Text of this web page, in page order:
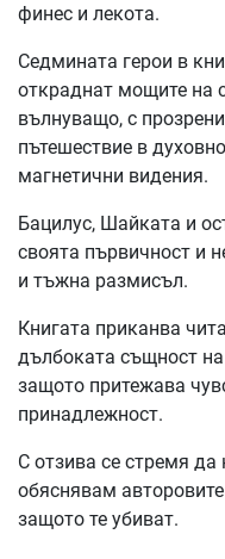
финес и лекота.
Седмината герои в
откраднат мощите на
вълнуващо, с
пътешествие в
магнетични видения.
Бацилус, Шайката и
своята първичност и
и тъжна размисъл.
Книгата приканва
дълбоката същност
защото притежава
принадлежност.
С отзива се стремя
обяснявам
защото те убиват.